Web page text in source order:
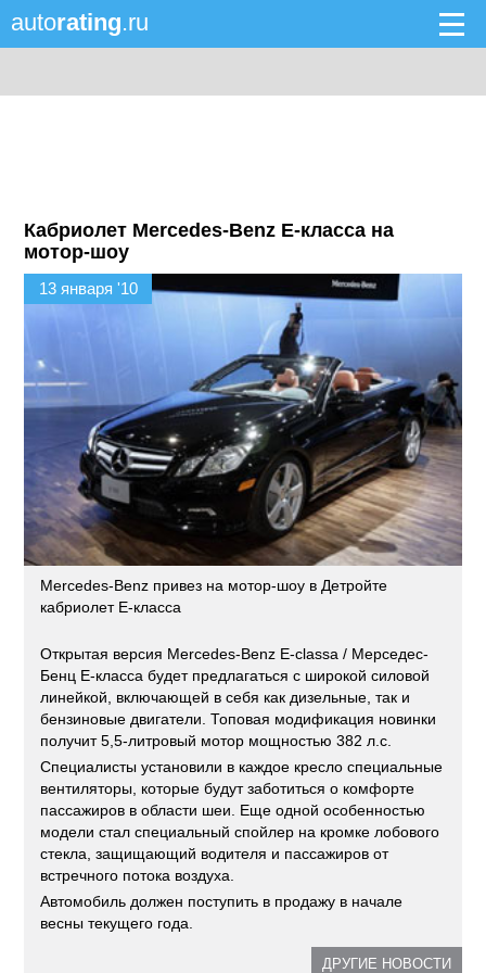
autorating.ru
Кабриолет Mercedes-Benz E-класса на
мотор-шоу
13 января '10
Mercedes-Benz привез на мотор-шоу в Детройте
кабриолет E-класса
Открытая версия Mercedes-Benz E-classa / Мерседес-
Бенц E-класса будет предлагаться с широкой силовой
линейкой, включающей в себя как дизельные, так и
бензиновые двигатели. Топовая модификация новинки
получит 5,5-литровый мотор мощностью 382 л.с.
Специалисты установили в каждое кресло специальные
вентиляторы, которые будут заботиться о комфорте
пассажиров в области шеи. Еще одной особенностью
модели стал специальный спойлер на кромке лобового
стекла, защищающий водителя и пассажиров от
встречного потока воздуха.
Автомобиль должен поступить в продажу в начале
весны текущего года.
ДРУГИЕ НОВОСТИ